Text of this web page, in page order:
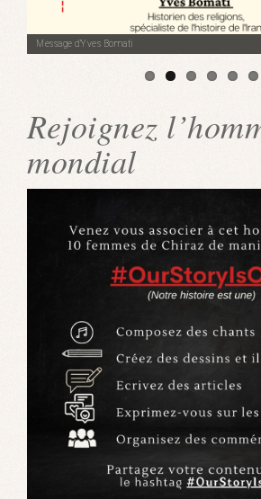
Message d'Yves Bomati
Rejoignez
mondial